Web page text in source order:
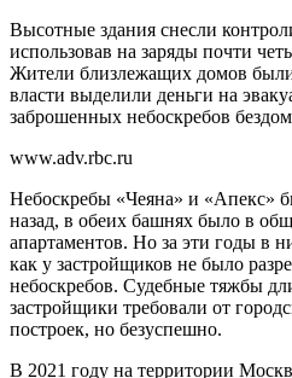
Высотные здания снесли
использовав на заряды почти
Жители близлежащих домов
власти выделили деньги на
заброшенных небоскребов
www.adv.rbc.ru
Небоскребы «Чеяна» и «Апекс»
назад, в обеих башнях было в
апартаментов. Но за эти годы в
как у застройщиков не было
небоскребов. Судебные тяжбы
застройщики требовали от
построек, но безуспешно.
В 2021 году на территории